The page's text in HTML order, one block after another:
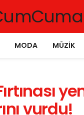
MODA MÜZIK
vurdu!